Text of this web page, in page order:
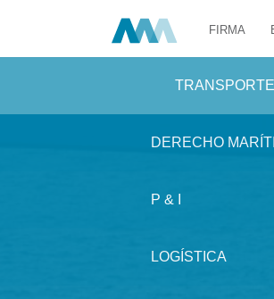
FIRMA
DERECHO
P & I
LOGÍSTICA